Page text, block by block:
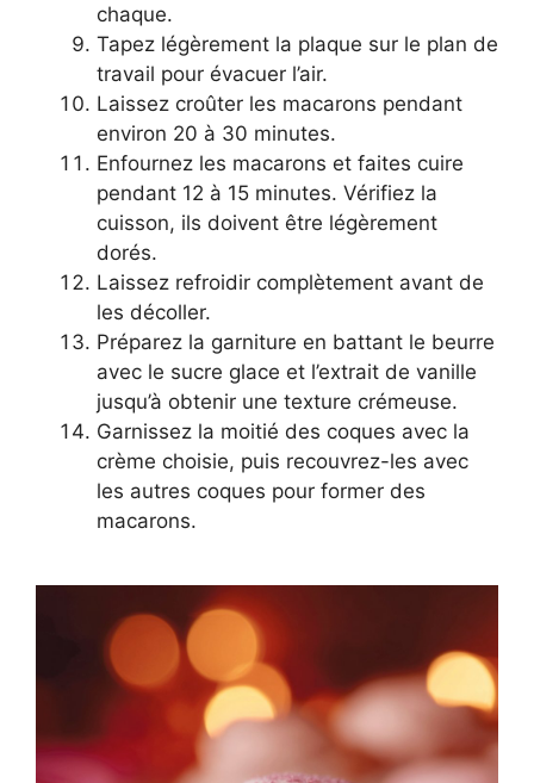
chaque.
Tapez légèrement la plaque sur le plan de
travail pour évacuer l’air.
Laissez croûter les macarons pendant
environ 20 à 30 minutes.
Enfournez les macarons et faites cuire
pendant 12 à 15 minutes. Vérifiez la
cuisson, ils doivent être légèrement
dorés.
Laissez refroidir complètement avant de
les décoller.
Préparez la garniture en battant le beurre
avec le sucre glace et l’extrait de vanille
jusqu’à obtenir une texture crémeuse.
Garnissez la moitié des coques avec la
crème choisie, puis recouvrez-les avec
les autres coques pour former des
macarons.